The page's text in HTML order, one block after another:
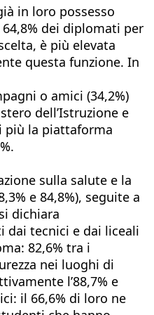
in loro possesso
dei diplomati per
è più elevata
questa funzione. In
o amici (34,2%)
dell’Istruzione e
più la piattaforma
sulla salute e la
e 84,8%), seguite a
dichiara
dai tecnici e dai liceali
82,6% tra i
nei luoghi di
l’88,7% e
il 66,6% di loro ne